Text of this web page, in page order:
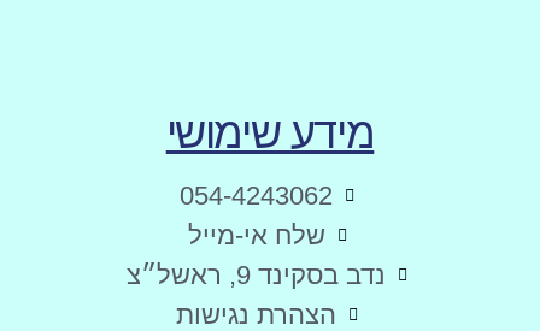
מידע שימושי
054-4243062
שלח אי-מייל
נדב בסקינד 9, ראשל״צ
הצהרת נגישות